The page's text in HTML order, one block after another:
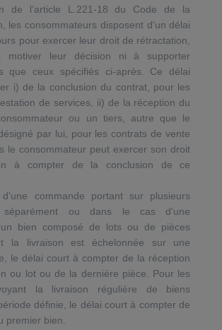
de l’article L.221-18 du Code de la
les consommateurs disposent d'un délai
pour exercer leur droit de rétractation,
motiver leur décision ni à supporter
que ceux spécifiés ci-après. Ce délai
i) de la conclusion du contrat, pour les
de services, ii) de la réception du
ou un tiers, autre que le
par lui, pour les contrats de vente
le consommateur peut exercer son droit
à compter de la conclusion de ce
commande portant sur plusieurs
séparément ou dans le cas d'une
bien composé de lots ou de pièces
la livraison est échelonnée sur une
le délai court à compter de la réception
ou lot ou de la dernière pièce. Pour les
la livraison régulière de biens
définie, le délai court à compter de
premier bien.